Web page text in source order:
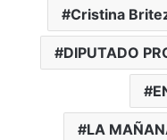
Cristina
DIPUTADO
LA